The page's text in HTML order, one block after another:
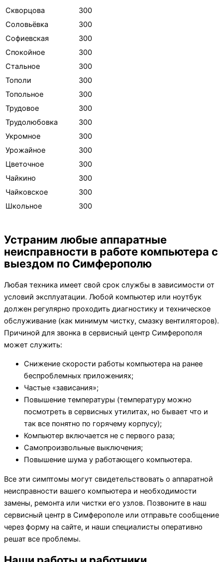
Скворцова
300
Соловьёвка
300
Софиевская
300
Спокойное
300
Стальное
300
Тополи
300
Топольное
300
Трудовое
300
Трудолюбовка
300
Укромное
300
Урожайное
300
Цветочное
300
Чайкино
300
Чайковское
300
Школьное
300
Устраним любые аппаратные
неисправности в работе компьютера с
выездом по Симферополю
Любая техника имеет свой срок службы в зависимости от
условий эксплуатации. Любой компьютер или ноутбук
должен регулярно проходить диагностику и техническое
обслуживание (как минимум чистку, смазку вентиляторов).
Причиной для звонка в сервисный центр Симферополя
может служить:
Снижение скорости работы компьютера на ранее
беспроблемных приложениях;
Частые «зависания»;
Повышение температуры (температуру можно
посмотреть в сервисных утилитах, но бывает что и
так все понятно по горячему корпусу);
Компьютер включается не с первого раза;
Самопроизвольные выключения;
Повышение шума у работающего компьютера.
Все эти симптомы могут свидетельствовать о аппаратной
неисправности вашего компьютера и необходимости
замены, ремонта или чистки его узлов. Позвоните в наш
сервисный центр в Симферополе или отправьте сообщение
через форму на сайте, и наши специалисты оперативно
решат все проблемы.